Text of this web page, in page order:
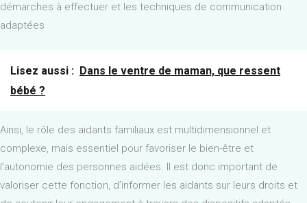
démarches à effectuer et les techniques de communication
adaptées
Lisez aussi : Dans le ventre de maman, que ressent
bébé ?
Ainsi, le rôle des aidants familiaux est multidimensionnel et
complexe, mais essentiel pour favoriser le bien-être et
l’autonomie des personnes aidées. Il est donc important de
valoriser cette fonction, d’informer les aidants sur leurs droits et